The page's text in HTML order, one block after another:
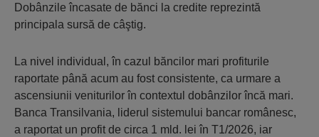
Dobânzile încasate de bănci la credite reprezintă
principala sursă de câştig.
La nivel individual, în cazul băncilor mari profiturile
raportate până acum au fost consistente, ca urmare a
ascensiunii veniturilor în contextul dobânzilor încă mari.
Banca Transilvania, liderul sistemului bancar românesc,
a raportat un profit de circa 1 mld. lei în T1/2026, iar